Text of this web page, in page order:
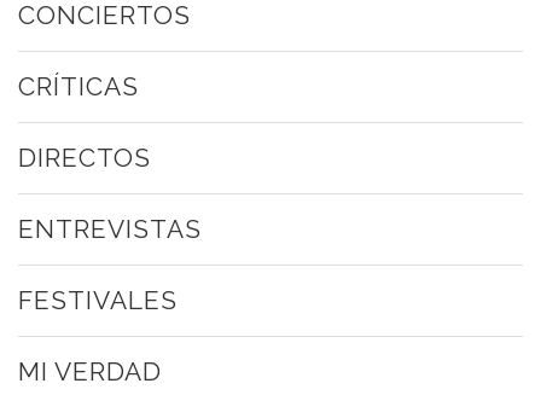
CONCIERTOS
CRÍTICAS
DIRECTOS
ENTREVISTAS
FESTIVALES
MI VERDAD